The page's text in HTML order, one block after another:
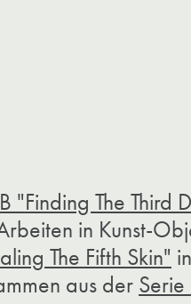
"Finding The Third
in Kunst-
The Fifth Skin"
aus der Serie